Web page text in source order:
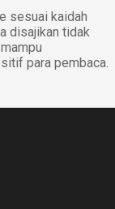
sesuai kaidah
disajikan tidak
para pembaca.